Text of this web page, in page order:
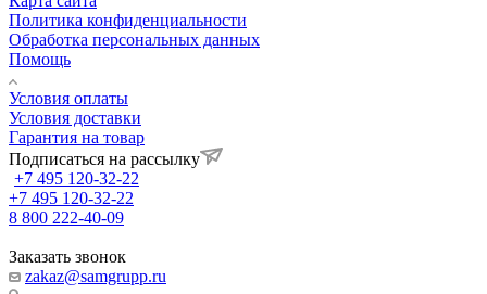
Политика конфиденциальности
Обработка персональных данных
Помощь
Условия оплаты
Условия доставки
Гарантия на товар
Подписаться на рассылку
+7 495 120-32-22
+7 495 120-32-22
8 800 222-40-09
Заказать звонок
zakaz@samgrupp.ru